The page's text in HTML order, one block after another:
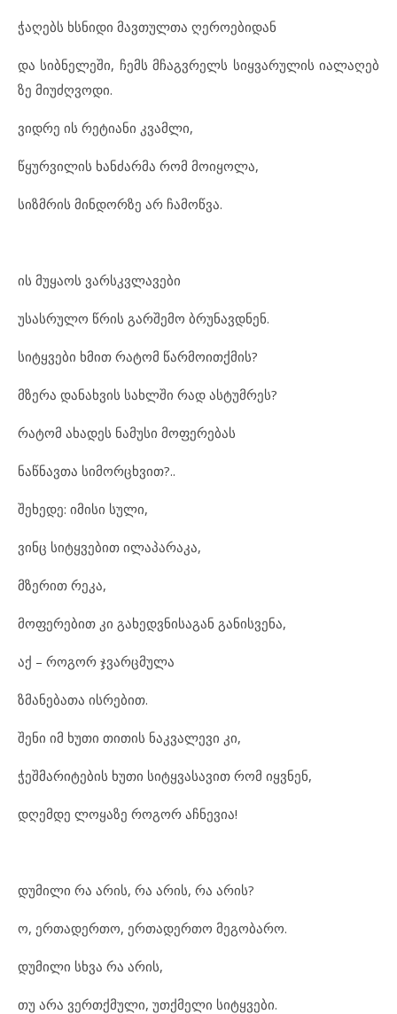
ჭაღებს ხსნიდი მავთულთა ღეროებიდან
და სიბნელეში, ჩემს მჩაგვრელს სიყვარულის იალაღებ
ზე მიუძღვოდი.
ვიდრე ის რეტიანი კვამლი,
წყურვილის ხანძარმა რომ მოიყოლა,
სიზმრის მინდორზე არ ჩამოწვა.
ის მუყაოს ვარსკვლავები
უსასრულო წრის გარშემო ბრუნავდნენ.
სიტყვები ხმით რატომ წარმოითქმის?
მზერა დანახვის სახლში რად ასტუმრეს?
რატომ ახადეს ნამუსი მოფერებას
ნაწნავთა სიმორცხვით?..
შეხედე: იმისი სული,
ვინც სიტყვებით ილაპარაკა,
მზერით რეკა,
მოფერებით კი გახედვნისაგან განისვენა,
აქ – როგორ ჯვარცმულა
ზმანებათა ისრებით.
შენი იმ ხუთი თითის ნაკვალევი კი,
ჭეშმარიტების ხუთი სიტყვასავით რომ იყვნენ,
დღემდე ლოყაზე როგორ აჩნევია!
დუმილი რა არის, რა არის, რა არის?
ო, ერთადერთო, ერთადერთო მეგობარო.
დუმილი სხვა რა არის,
თუ არა ვერთქმული, უთქმელი სიტყვები.